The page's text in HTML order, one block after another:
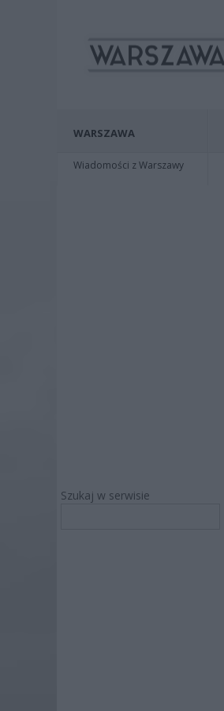
WARSZAWA
Wiadomości z Warszawy
Szukaj w serwisie